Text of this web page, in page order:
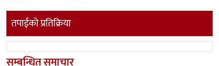
तपाईको प्रतिक्रिया
सम्बन्धित समाचार